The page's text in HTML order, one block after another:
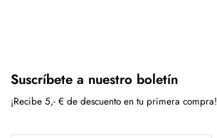
Suscríbete a nuestro boletín
¡Recibe 5,- € de descuento en tu primera compra!